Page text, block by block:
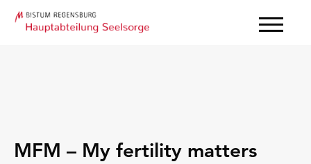
MFM – My fertility matters